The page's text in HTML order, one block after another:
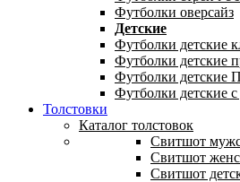
Футболки оверсайз
Детские
Футболки детские
Футболки детские
Футболки детские
Футболки детские
Толстовки
Каталог толстовок
Свитшот
Свитшот
Свитшот